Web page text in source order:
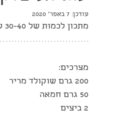
עודכן: 7 באפר׳ 2020
מתכון לכמות של 30-40 עוגיות
מצרכים:
200 גרם שוקולד מריר
50 גרם חמאה
2 ביצים